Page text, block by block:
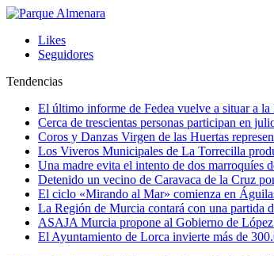
Likes
Seguidores
Tendencias
El último informe de Fedea vuelve a situar a
Cerca de trescientas personas participan en
Coros y Danzas Virgen de las Huertas
Los Viveros Municipales de La Torrecilla
Una madre evita el intento de dos marroquíes
Detenido un vecino de Caravaca de la Cruz
El ciclo «Mirando al Mar» comienza en
La Región de Murcia contará con una partida
ASAJA Murcia propone al Gobierno de
El Ayuntamiento de Lorca invierte más de